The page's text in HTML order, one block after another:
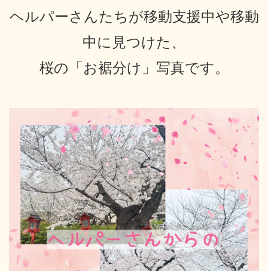
ヘルパーさんたちが移動支援中や移動
中に見つけた、
桜の「お裾分け」写真です。